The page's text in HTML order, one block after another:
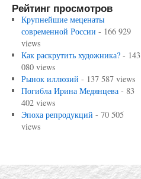
Рейтинг просмотров
Крупнейшие меценаты
современной России - 166 929
views
Как раскрутить художника?- 143
080 views
Рынок иллюзий - 137 587 views
Погибла Ирина Медянцева- 83
402 views
Эпоха репродукций - 70 505
views